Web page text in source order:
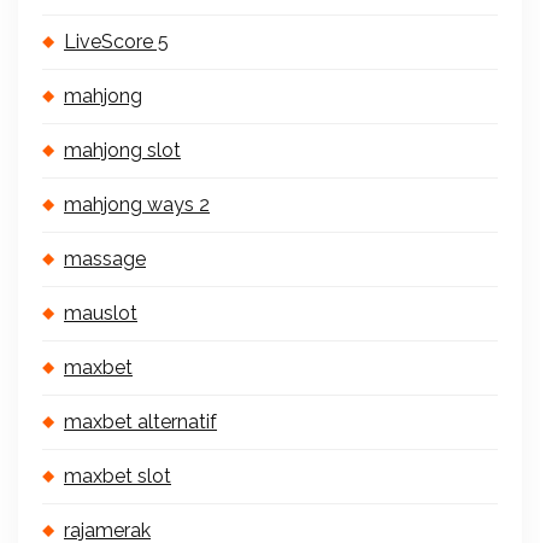
LiveScore 5
mahjong
mahjong slot
mahjong ways 2
massage
mauslot
maxbet
maxbet alternatif
maxbet slot
rajamerak